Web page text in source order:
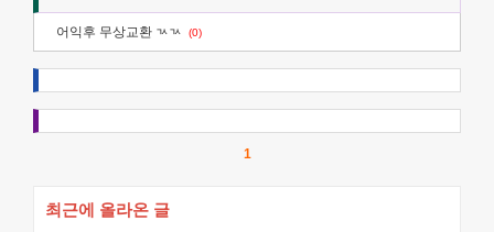
어익후 무상교환 ㄳㄳ (0)
1
최근에 올라온 글